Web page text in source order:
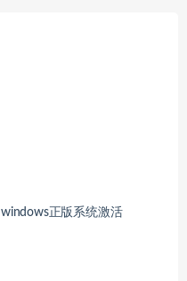
windows正版系统激活